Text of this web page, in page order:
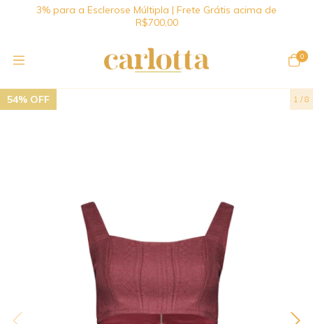
3% para a Esclerose Múltipla | Frete Grátis acima de
R$700,00
0
54% OFF 1 /8